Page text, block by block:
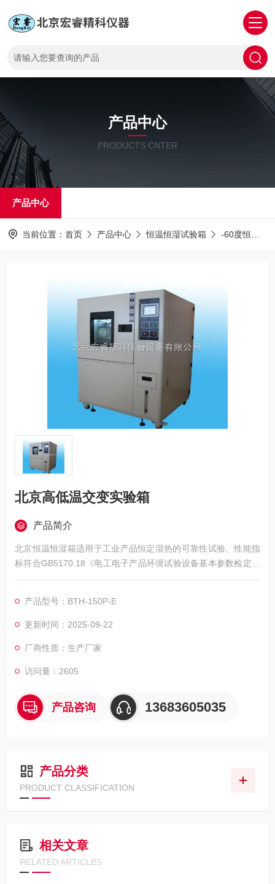
产品中心
PRODUCTS CNTER
产品中心
当前位置： 首页 产品中心 恒温恒湿试验箱 -60度恒温恒湿试验箱
北京高低温交变实验箱
产品简介
北京恒温恒湿箱适用于工业产品恒定湿热的可靠性试验。性能指
标符合GB5170.18《电工电子产品环境试验设备基本参数检定方
法》的要求。
件及材料在高低温湿热环境下贮存、运输、使用时的适应性试
验。本产品符合GB10592.89、GB2423.22.87标准
产品型号：BTH-150P-E
更新时间：2025-09-22
厂商性质：生产厂家
访问量：2605
产品咨询 13683605035
产品分类
PRODUCT CLASSIFICATION
相关文章
RELATED ARTICLES